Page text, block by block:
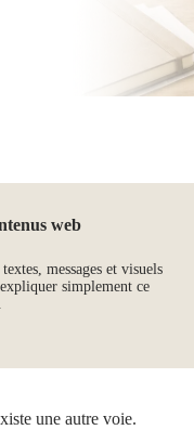
web
textes, messages et visuels
simplement ce
une autre voie.